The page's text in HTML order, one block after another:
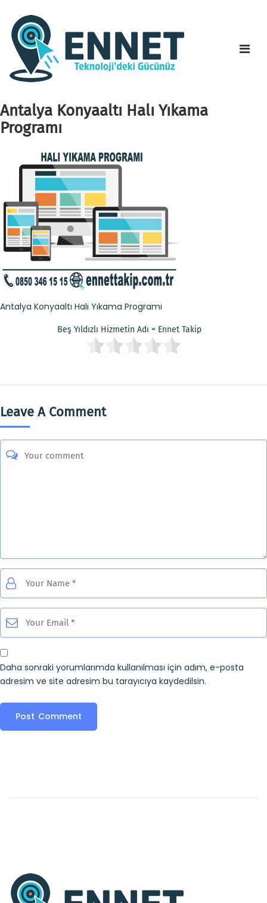
Antalya Konyaaltı Halı Yıkama
Programı
Antalya Konyaaltı Halı Yıkama Programı
Beş Yıldızlı Hizmetin Adı = Ennet Takip
Leave A Comment
Daha sonraki yorumlarımda kullanılması için adım, e-posta
adresim ve site adresim bu tarayıcıya kaydedilsin.